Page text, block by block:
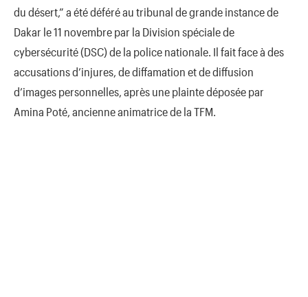
du désert,” a été déféré au tribunal de grande instance de
Dakar le 11 novembre par la Division spéciale de
cybersécurité (DSC) de la police nationale. Il fait face à des
accusations d’injures, de diffamation et de diffusion
d’images personnelles, après une plainte déposée par
Amina Poté, ancienne animatrice de la TFM.